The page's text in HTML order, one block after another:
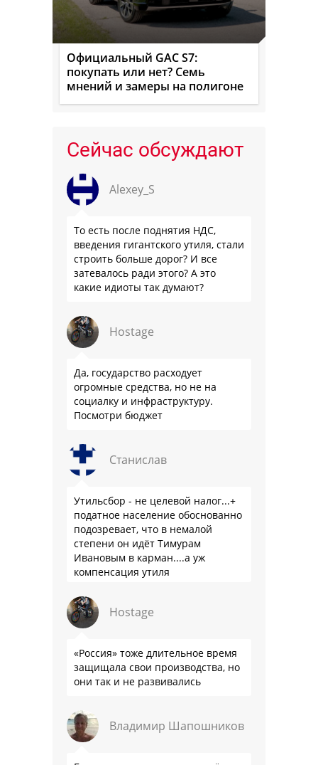
Официальный GAC S7:
покупать или нет? Семь
мнений и замеры на полигоне
Сейчас обсуждают
Alexey_S
То есть после поднятия НДС,
введения гигантского утиля, стали
строить больше дорог? И все
затевалось ради этого? А это
какие идиоты так думают?
Hostage
Да, государство расходует
огромные средства, но не на
социалку и инфраструктуру.
Посмотри бюджет
Станислав
Утильсбор - не целевой налог...+
податное население обоснованно
подозревает, что в немалой
степени он идёт Тимурам
Ивановым в карман....а уж
компенсация утиля
что прям эталон коррупции
Hostage
«Россия» тоже длительное время
защищала свои производства, но
они так и не развивались
Владимир Шапошников